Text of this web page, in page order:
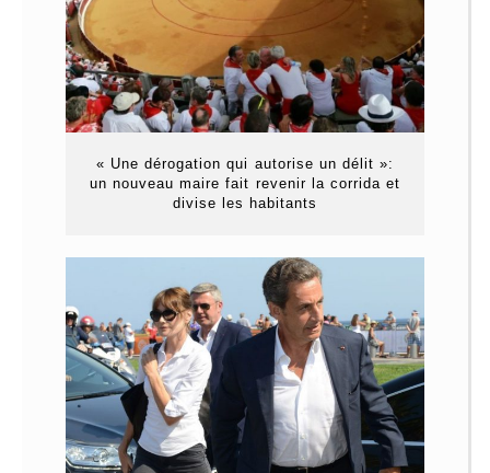
« Une dérogation qui autorise un délit »:
un nouveau maire fait revenir la corrida et
divise les habitants